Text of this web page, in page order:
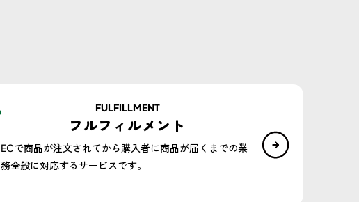
FULFILLMENT
フルフィルメント
ECで商品が注文されてから購入者に商品が届くまでの業
務全般に対応するサービスです。